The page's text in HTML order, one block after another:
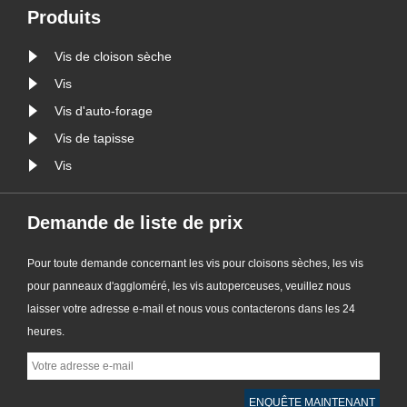
Produits
Vis de cloison sèche
Vis
Vis d'auto-forage
Vis de tapisse
Vis
Demande de liste de prix
Pour toute demande concernant les vis pour cloisons sèches, les vis
pour panneaux d'aggloméré, les vis autoperceuses, veuillez nous
laisser votre adresse e-mail et nous vous contacterons dans les 24
heures.